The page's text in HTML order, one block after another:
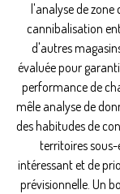
l'analyse de
cannibalisation
d'autres
évaluée pour
performance de
mêle analyse de
des habitudes de
territoires
intéressant et de
prévisionnelle. Un